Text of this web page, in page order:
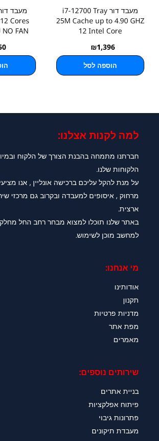
מעבד דור i7-12700 Tray
25M Cache up to 4.90 GHZ
12 Intel Core
₪1,396
הוספה לסל
Cores
NO FAN
למה לקנות אצלנו:​
חברתנו מתמחה בהבנת הצורך של הלקוח
הלקוחות שלנו.
על מנת להקל עליכם ברכישה אונליין , אנו
מרחוק , איסופים למעבדה ובקרוב גם מרכזי
ארצית.
באתר שלנו תוכלו למצוא מבחר רחב החל
למחשב מוכן לשימוש.
מי אנחנו:
אודותינו
תקנון
מדניות פרטיות
מפת אתר
מאמרים
שירותים נוספים:
בניית אתרים
פיתוח אפלקציות
פתרונות גיבוי
מעבדת תיקונים